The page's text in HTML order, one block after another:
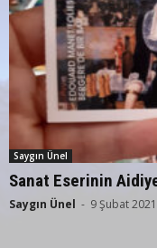
Saygın Ünel
Sanat Eserinin
Saygın Ünel - 9 Şubat 2021